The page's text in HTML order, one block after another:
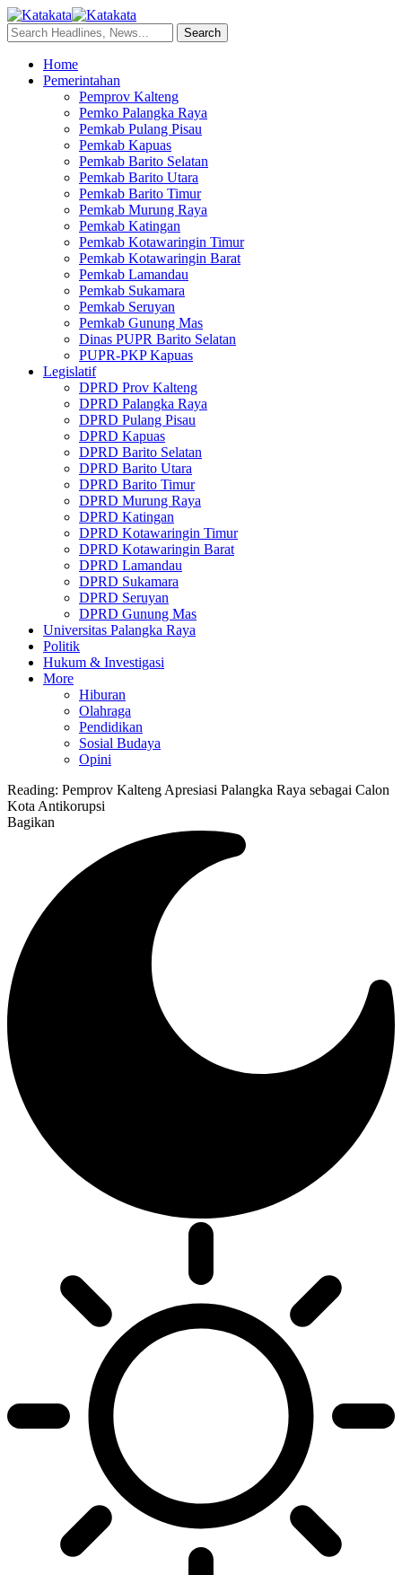
Home
Pemerintahan
Pemprov Kalteng
Pemko Palangka Raya
Pemkab Pulang Pisau
Pemkab Kapuas
Pemkab Barito Selatan
Pemkab Barito Utara
Pemkab Barito Timur
Pemkab Murung Raya
Pemkab Katingan
Pemkab Kotawaringin Timur
Pemkab Kotawaringin Barat
Pemkab Lamandau
Pemkab Sukamara
Pemkab Seruyan
Pemkab Gunung Mas
Dinas PUPR Barito Selatan
PUPR-PKP Kapuas
Legislatif
DPRD Prov Kalteng
DPRD Palangka Raya
DPRD Pulang Pisau
DPRD Kapuas
DPRD Barito Selatan
DPRD Barito Utara
DPRD Barito Timur
DPRD Murung Raya
DPRD Katingan
DPRD Kotawaringin Timur
DPRD Kotawaringin Barat
DPRD Lamandau
DPRD Sukamara
DPRD Seruyan
DPRD Gunung Mas
Universitas Palangka Raya
Politik
Hukum & Investigasi
More
Hiburan
Olahraga
Pendidikan
Sosial Budaya
Opini
Reading: Pemprov Kalteng Apresiasi Palangka Raya sebagai Calon
Kota Antikorupsi
Bagikan